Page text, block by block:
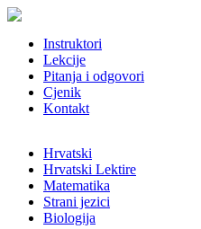
Instruktori
Lekcije
Pitanja i odgovori
Cjenik
Kontakt
Hrvatski
Hrvatski Lektire
Matematika
Strani jezici
Biologija